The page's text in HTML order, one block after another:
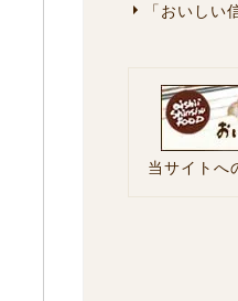
「おいしい
当サイトへ